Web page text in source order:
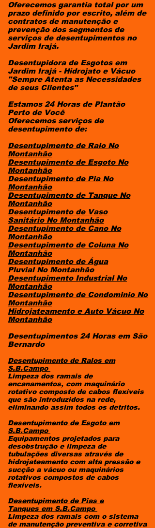
Oferecemos garantia total por um
prazo definido por escrito, além de
contratos de manutenção e
prevenção dos segmentos de
serviços de desentupimentos no
Jardim Irajá.
Desentupidora de Esgotos em
Jardim Irajá - Hidrojato e Vácuo
"Sempre Atenta as Necessidades
de seus Clientes"
Estamos 24 Horas de Plantão
Perto de Você
Oferecemos serviços de
desentupimento de:
Desentupimento de Ralo No
Montanhão
Desentupimento de Esgoto No
Montanhão
Desentupimento de Pia No
Montanhão
Desentupimento de Tanque No
Montanhão
Desentupimento de Vaso
Sanitário No Montanhão
Desentupimento de Cano No
Montanhão
Desentupimento de Coluna No
Montanhão
Desentupimento de Água
Pluvial No Montanhão
Desentupimento Industrial No
Montanhão
Desentupimento de Condominio No
Montanhão
Hidrojateamento e Auto Vácuo No
Montanhão
Desentupimentos 24 Horas em São
Bernardo​
Desentupimento de Ralos em
S.B.Campo
Limpeza dos ramais de
encanamentos, com maquinário
rotativo composto de cabos flexíveis
que são introduzidos na rede,
eliminando assim todos os detritos.
Desentupimento de Esgoto em
S.B.Campo
Equipamentos projetados para
desobstrução e limpeza de
tubulações diversas através de
hidrojateamento com alta pressão e
sucção a vácuo ou maquinários
rotativos compostos de cabos
flexíveis.
Desentupimento de Pias e
Tanques em S.B.Campo
Limpeza dos ramais com o sistema
de manutenção preventiva e corretiva